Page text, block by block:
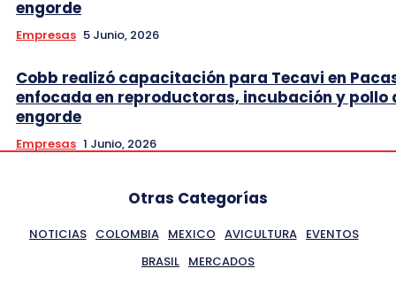
engorde
Empresas 5 Junio, 2026
Cobb realizó capacitación para Tecavi en
enfocada en reproductoras, incubación y pollo
engorde
Empresas 1 Junio, 2026
Otras Categorías
NOTICIAS COLOMBIA MEXICO AVICULTURA
EVENTOS
BRASIL MERCADOS